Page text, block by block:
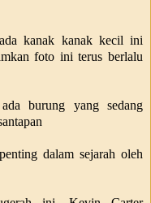
kanak kanak kecil ini
foto ini terus berlalu
burung yang sedang
dalam sejarah oleh